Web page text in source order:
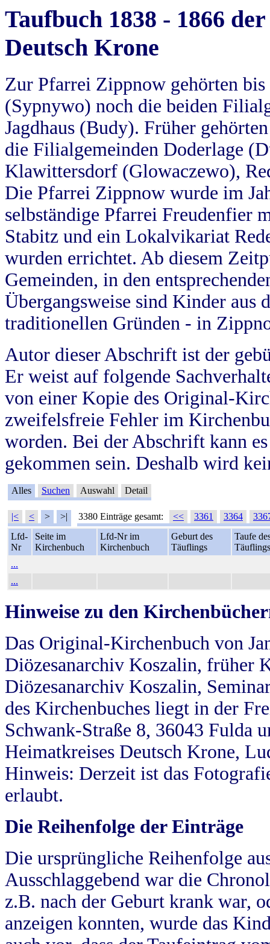
Taufbuch 1838 - 1866
Deutsch Krone
Zur Pfarrei Zippnow gehörten
(Sypnywo) noch die beiden
Jagdhaus (Budy). Früher
die Filialgemeinden Doderlage
Klawittersdorf (Glowaczewo),
Die Pfarrei Zippnow wurde im
selbständige Pfarrei Freudenfier
Stabitz und ein Lokalvikariat
wurden errichtet. Ab diesem
Gemeinden, in den
Übergangsweise sind Kinder aus
traditionellen Gründen - in
Autor dieser Abschrift ist der
Er weist auf folgende
von einer Kopie des Original-
zweifelsfreie Fehler im
worden. Bei der Abschrift kann
gekommen sein. Deshalb wird
Alles Suchen Auswahl Detail
|< < > >| 3380 Einträge gesamt: << 3361 3364
Lfd-
Nr
Seite im
Kirchenbuch
Lfd-Nr im
Kirchenbuch
Geburt des
Täuflings
Taufe
Täuflings
...
...
Hinweise zu den
Das Original-Kirchenbuch von
Diözesanarchiv Koszalin, früher
Diözesanarchiv Koszalin,
des Kirchenbuches liegt in der
Schwank-Straße 8, 36043 Fulda
Heimatkreises Deutsch Krone,
Hinweis: Derzeit ist das
erlaubt.
Die Reihenfolge der Einträge
Die ursprüngliche Reihenfolge
Ausschlaggebend war die
z.B. nach der Geburt krank war,
anzeigen konnten, wurde das